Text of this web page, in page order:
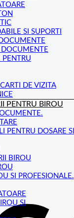
SI SUPORTI
DOCUMENTE
PENTRU
DE VIZITA
PENTRU BIROU
PENTRU DOSARE SI
BIROU
SI PROFESIONALE.
SI